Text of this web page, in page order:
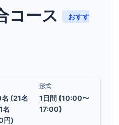
コース
おすす
(21名
名
円)
形式
1日間 (10:00〜
17:00)